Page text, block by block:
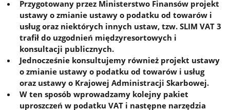
Przygotowany przez Ministerstwo Finansów projekt
ustawy o zmianie ustawy o podatku od towarów i
usług oraz niektórych innych ustaw, tzw. SLIM VAT 3
trafił do uzgodnień międzyresortowych i
konsultacji publicznych.
Jednocześnie konsultujemy również projekt ustawy
o zmianie ustawy o podatku od towarów i usług
oraz ustawy o Krajowej Administracji Skarbowej.
W ten sposób wprowadzamy kolejny pakiet
uproszczeń w podatku VAT i następne narzędzia